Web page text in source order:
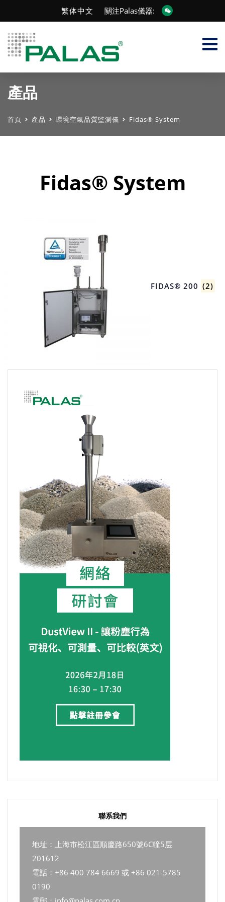
繁体中文 關注Palas儀器:
產品
首頁 產品 環境空氣品質監測儀 Fidas® System
Fidas® System
FIDAS® 200 (2)
聯系我們
地址：上海市松江區順慶路650號6C幢5层
201612
電話：+86 400 784 6669 或 +86 021-5785
0190